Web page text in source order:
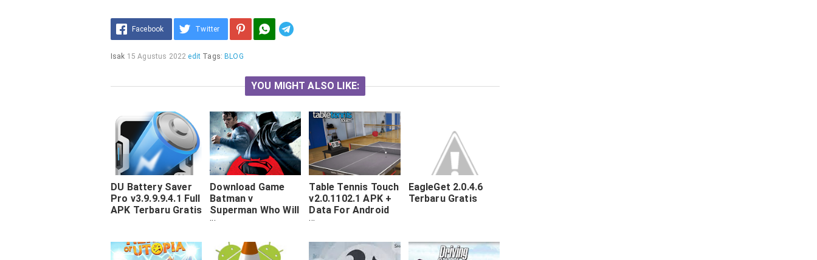
Facebook Twitter
Isak 15 Agustus 2022 edit Tags: BLOG
YOU MIGHT ALSO LIKE:
DU Battery Saver
Pro v3.9.9.9.4.1 Full
APK Terbaru Gratis
Download Game
Batman v
Superman Who Will
Win V1.1 Apk For
2016
Table Tennis Touch
v2.0.1102.1 APK +
Data For Android
Terbaru
EagleGet 2.0.4.6
Terbaru Gratis